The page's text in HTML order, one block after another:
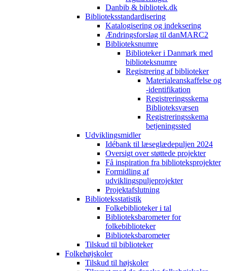
Danbib & bibliotek.dk
Biblioteksstandardisering
Katalogisering og indeksering
Ændringsforslag til danMARC2
Biblioteksnumre
Biblioteker i Danmark med
biblioteksnumre
Registrering af biblioteker
Materialeanskaffelse og
-identifikation
Registreringsskema
Biblioteksvæsen
Registreringsskema
betjeningssted
Udviklingsmidler
Idébank til læseglædepuljen 2024
Oversigt over støttede projekter
Få inspiration fra biblioteksprojekter
Formidling af
udviklingspuljeprojekter
Projektafslutning
Biblioteksstatistik
Folkebiblioteker i tal
Biblioteksbarometer for
folkebiblioteker
Biblioteksbarometer
Tilskud til biblioteker
Folkehøjskoler
Tilskud til højskoler